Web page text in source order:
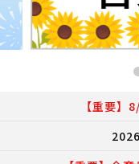
【重要】